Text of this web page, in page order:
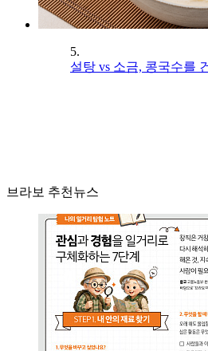
5.
설탕 vs 소금, 콩국수를
브라보 추천뉴스